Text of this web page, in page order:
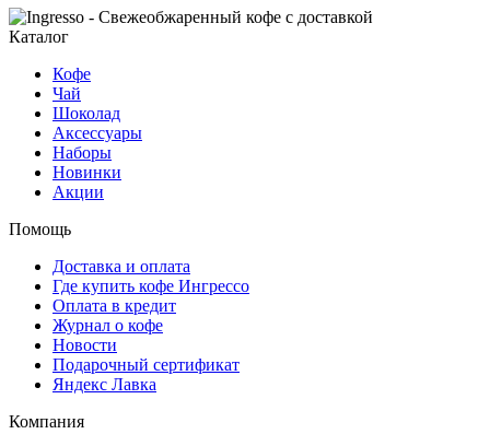
Каталог
Кофе
Чай
Шоколад
Аксессуары
Наборы
Новинки
Акции
Помощь
Доставка и оплата
Где купить кофе Ингрессо
Оплата в кредит
Журнал о кофе
Новости
Подарочный сертификат
Яндекс Лавка
Компания